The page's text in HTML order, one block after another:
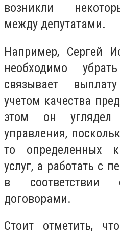
возникли
между депутатами.
Например, Сергей
необходимо
связывает
учетом качества
этом он углядел
управления,
то определенных
услуг, а работать с
в соответствии
договорами.
Стоит отметить,